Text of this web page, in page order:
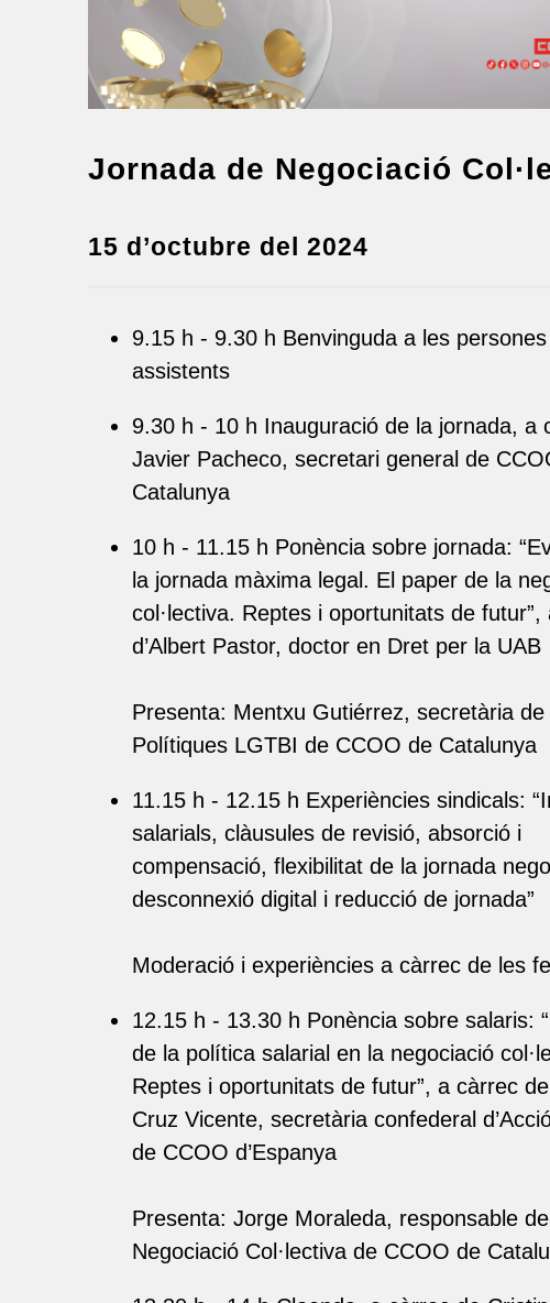
Jornada de Negociació
15 d’octubre del 2024
9.15 h - 9.30 h Benvinguda a les persones
assistents
9.30 h - 10 h Inauguració de la jornada, a
Javier Pacheco, secretari general de
Catalunya
10 h - 11.15 h Ponència sobre jornada:
la jornada màxima legal. El paper de la
col·lectiva. Reptes i oportunitats de futur”,
d’Albert Pastor, doctor en Dret per la UAB
Presenta: Mentxu Gutiérrez, secretària de
Polítiques LGTBI de CCOO de Catalunya
11.15 h - 12.15 h Experiències sindicals:
salarials, clàusules de revisió, absorció i
compensació, flexibilitat de la jornada
desconnexió digital i reducció de jornada”
Moderació i experiències a càrrec de les
12.15 h - 13.30 h Ponència sobre salaris:
de la política salarial en la negociació
Reptes i oportunitats de futur”, a càrrec
Cruz Vicente, secretària confederal
de CCOO d’Espanya
Presenta: Jorge Moraleda, responsable de
Negociació Col·lectiva de CCOO de